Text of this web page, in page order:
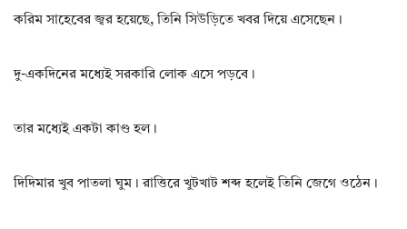
করিম সাহেবের জ্বর হয়েছে, তিনি সিউড়িতে খবর দিয়ে এসেছেন।
দু-একদিনের মধ্যেই সরকারি লোক এসে পড়বে।
তার মধ্যেই একটা কাণ্ড হল।
দিদিমার খুব পাতলা ঘুম। রাত্তিরে খুটখাট শব্দ হলেই তিনি জেগে ওঠেন।